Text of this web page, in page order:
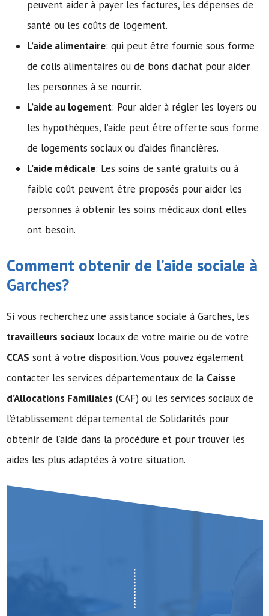
peuvent aider à payer les factures, les dépenses de
santé ou les coûts de logement.
L’aide alimentaire: qui peut être fournie sous forme
de colis alimentaires ou de bons d’achat pour aider
les personnes à se nourrir.
L’aide au logement: Pour aider à régler les loyers ou
les hypothèques, l’aide peut être offerte sous forme
de logements sociaux ou d’aides financières.
L’aide médicale: Les soins de santé gratuits ou à
faible coût peuvent être proposés pour aider les
personnes à obtenir les soins médicaux dont elles
ont besoin.
Comment obtenir de l’aide sociale à
Garches?
Si vous recherchez une assistance sociale à Garches, les
travailleurs sociaux locaux de votre mairie ou de votre
CCAS sont à votre disposition. Vous pouvez également
contacter les services départementaux de la Caisse
d’Allocations Familiales (CAF) ou les services sociaux de
l’établissement départemental de Solidarités pour
obtenir de l’aide dans la procédure et pour trouver les
aides les plus adaptées à votre situation.